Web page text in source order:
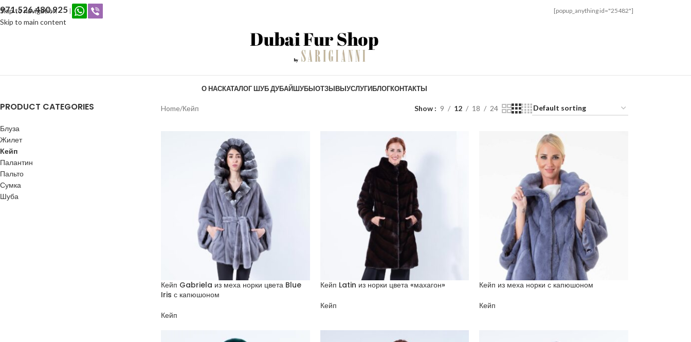
Skip to navigation
Skip to main content
| [popup_anything id="25482"]
О НАСКАТАЛОГ ШУБ ДУБАЙШУБЫОТЗЫВЫУСЛУГИБЛОГКОНТАКТЫ
PRODUCT CATEGORIES
Блуза
Жилет
Кейп
Палантин
Пальто
Сумка
Шуба
Home Кейп Show 9 12 18 24
Кейп Gabriela из меха норки цвета Blue
Iris с капюшоном
Кейп
Кейп Latin из норки цвета «махагон»
Кейп
Кейп из меха норки с капюшоном
Кейп